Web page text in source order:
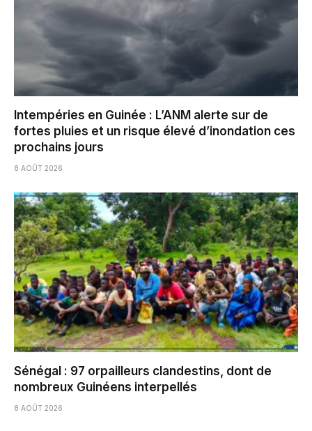
Intempéries en Guinée : L’ANM alerte sur de
fortes pluies et un risque élevé d’inondation ces
prochains jours
8 AOÛT 2026
Sénégal : 97 orpailleurs clandestins, dont de
nombreux Guinéens interpellés
8 AOÛT 2026